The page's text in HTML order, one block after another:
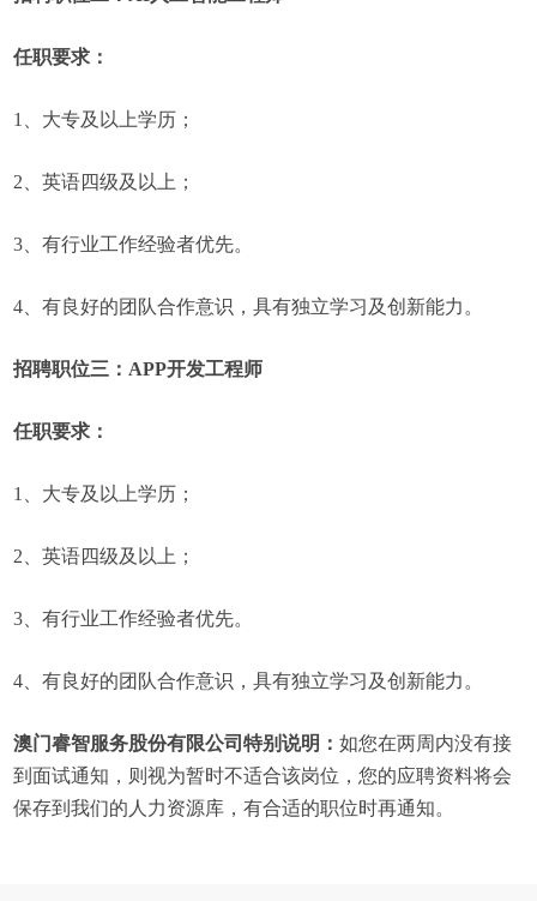
任职要求：
1、大专及以上学历；
2、英语四级及以上；
3、有行业工作经验者优先。
4、有良好的团队合作意识，具有独立学习及创新能力。
招聘职位三：APP开发工程师
任职要求：
1、大专及以上学历；
2、英语四级及以上；
3、有行业工作经验者优先。
4、有良好的团队合作意识，具有独立学习及创新能力。
澳门睿智服务股份有限公司特别说明：如您在两周内没有接
到面试通知，则视为暂时不适合该岗位，您的应聘资料将会
保存到我们的人力资源库，有合适的职位时再通知。